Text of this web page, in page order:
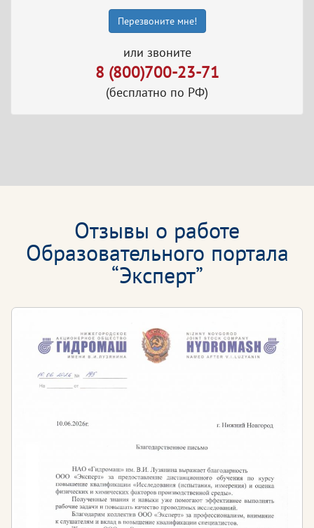
Перезвоните мне!
или звоните
8 (800)700-23-71
(бесплатно по РФ)
Отзывы о работе
Образовательного портала
“Эксперт”